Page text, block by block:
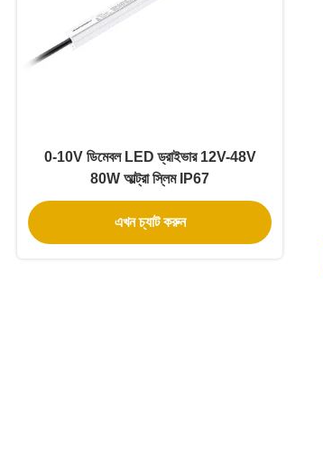
0-10V ডিমেবল LED ড্রাইভার 12V-48V
80W আল্ট্রা স্লিম IP67
এখন চ্যাট করুন